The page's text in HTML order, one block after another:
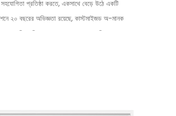
প্রতিষ্ঠা করতে, একসাথে বেড়ে উঠে একটি
২০ বছরের অভিজ্ঞতা রয়েছে,কাস্টমাইজড অ-মানক
প্রতিশ্রুতি দেব এবং আরও পেশাদার পরিষেবা প্রদান